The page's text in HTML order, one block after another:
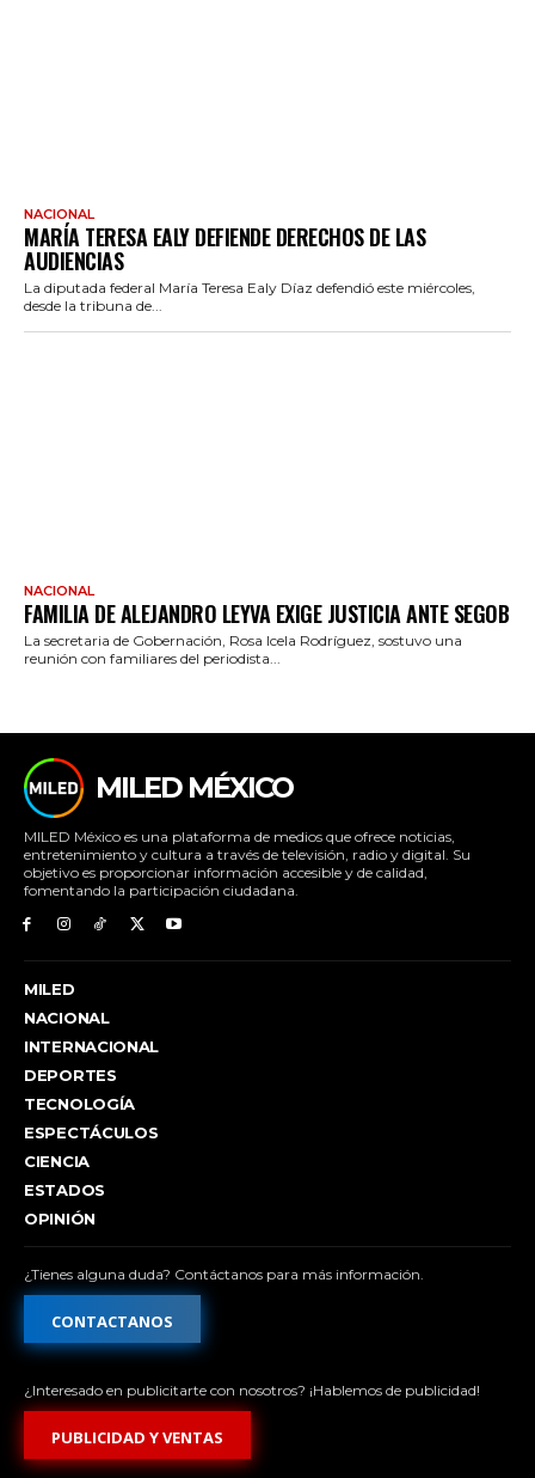
NACIONAL
MARÍA TERESA EALY DEFIENDE DERECHOS DE LAS
AUDIENCIAS
La diputada federal María Teresa Ealy Díaz defendió este miércoles,
desde la tribuna de...
NACIONAL
FAMILIA DE ALEJANDRO LEYVA EXIGE JUSTICIA ANTE SEGOB
La secretaria de Gobernación, Rosa Icela Rodríguez, sostuvo una
reunión con familiares del periodista...
MILED MÉXICO
MILED México es una plataforma de medios que ofrece noticias,
entretenimiento y cultura a través de televisión, radio y digital. Su
objetivo es proporcionar información accesible y de calidad,
fomentando la participación ciudadana.
MILED
NACIONAL
INTERNACIONAL
DEPORTES
TECNOLOGÍA
ESPECTÁCULOS
CIENCIA
ESTADOS
OPINIÓN
¿Tienes alguna duda? Contáctanos para más información.
CONTACTANOS
¿Interesado en publicitarte con nosotros? ¡Hablemos de publicidad!
PUBLICIDAD Y VENTAS